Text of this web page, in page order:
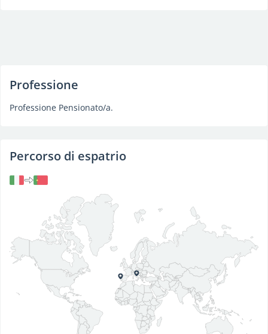
Professione
Professione Pensionato/a.
Percorso di espatrio